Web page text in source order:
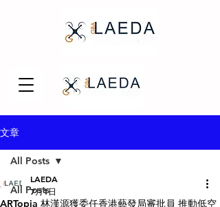
文章
All Posts
All Posts
ARTopia 林漢源獲委任香港藝發局審批員 推動低空
LAEDA
7月1日